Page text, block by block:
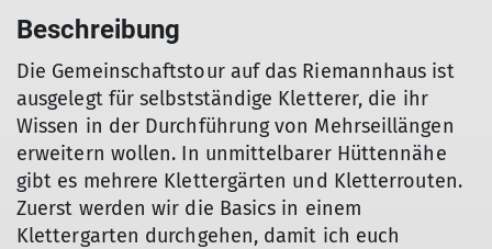
Beschreibung
Die Gemeinschaftstour auf das Riemannhaus ist
ausgelegt für selbstständige Kletterer, die ihr
Wissen in der Durchführung von Mehrseillängen
erweitern wollen. In unmittelbarer Hüttennähe
gibt es mehrere Klettergärten und Kletterrouten.
Zuerst werden wir die Basics in einem
Klettergarten durchgehen, damit ich euch